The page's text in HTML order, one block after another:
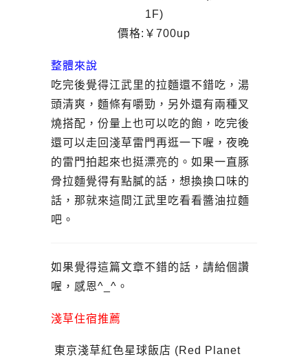
1F)
價格:￥700up
整體來說
吃完後覺得江武里的拉麵還不錯吃，湯
頭清爽，麵條有嚼勁，另外還有兩種叉
燒搭配，份量上也可以吃的飽，吃完後
還可以走回淺草雷門再逛一下喔，夜晚
的雷門拍起來也挺漂亮的。如果一直豚
骨拉麵覺得有點膩的話，想換換口味的
話，那就來這間江武里吃看看醬油拉麵
吧。
如果覺得這篇文章不錯的話，請給個讚
喔，感恩^_^。
淺草住宿推薦
東京淺草紅色星球飯店 (Red Planet